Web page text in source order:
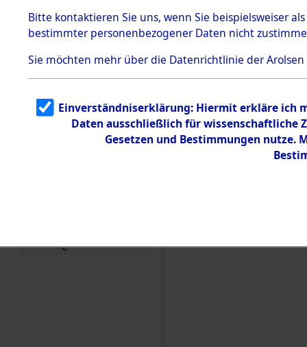
5.3.1 Alliierte
Erhebungen
zu
Todesmärsch
en
5.3.2
g
5.3.3
Todesmärsch
e
Bitte kontaktieren Sie uns, wenn Sie beispielsweiser
bestimmter personenbezogener Daten nicht
Sie möchten mehr über die Datenrichtlinie der Arolsen
Einverständniserklärung: Hiermit erkläre ich
Daten ausschließlich für wissenschaftliche
Gesetzen und Bestimmungen nutze.